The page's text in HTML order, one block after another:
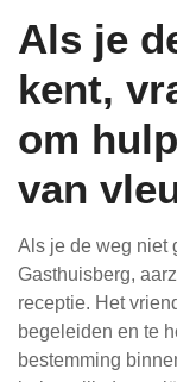
Als je
kent,
om
van
Als je de weg niet
Gasthuisberg,
receptie. Het
begeleiden en te
bestemming